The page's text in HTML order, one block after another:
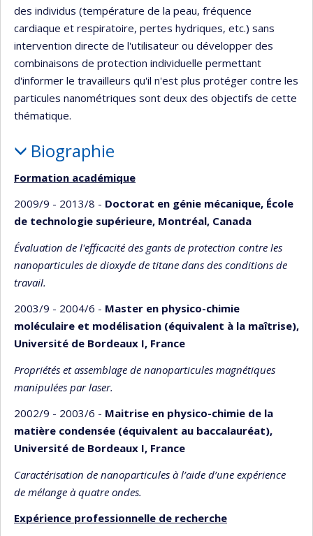
des individus (température de la peau, fréquence
cardiaque et respiratoire, pertes hydriques, etc.) sans
intervention directe de l'utilisateur ou développer des
combinaisons de protection individuelle permettant
d'informer le travailleurs qu'il n'est plus protéger contre les
particules nanométriques sont deux des objectifs de cette
thématique.
Biographie
Formation académique
2009/9 - 2013/8 - Doctorat en génie mécanique, École
de technologie supérieure, Montréal, Canada
Évaluation de l'efficacité des gants de protection contre les
nanoparticules de dioxyde de titane dans des conditions de
travail.
2003/9 - 2004/6 - Master en physico-chimie
moléculaire et modélisation (équivalent à la maîtrise),
Université de Bordeaux I, France
Propriétés et assemblage de nanoparticules magnétiques
manipulées par laser.
2002/9 - 2003/6 - Maitrise en physico-chimie de la
matière condensée (équivalent au baccalauréat),
Université de Bordeaux I, France
Caractérisation de nanoparticules à l’aide d’une expérience
de mélange à quatre ondes.
Expérience professionnelle de recherche